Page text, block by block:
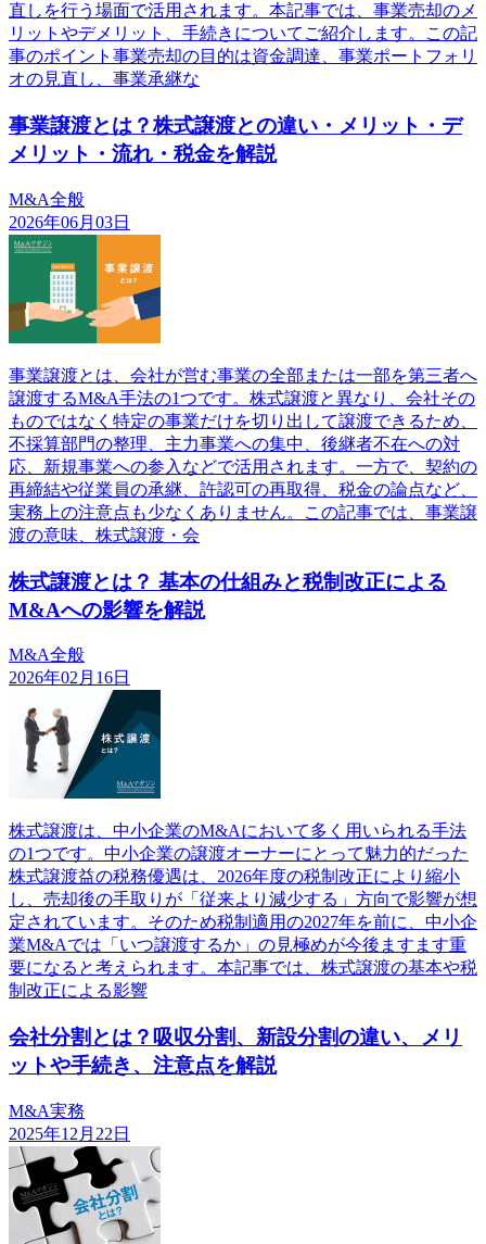
直しを行う場面で活用されます。本記事では、事業売却のメ
リットやデメリット、手続きについてご紹介します。この記
事のポイント事業売却の目的は資金調達、事業ポートフォリ
オの見直し、事業承継な
事業譲渡とは？株式譲渡との違い・メリット・デ
メリット・流れ・税金を解説
M&A全般
2026年06月03日
事業譲渡とは、会社が営む事業の全部または一部を第三者へ
譲渡するM&A手法の1つです。株式譲渡と異なり、会社その
ものではなく特定の事業だけを切り出して譲渡できるため、
不採算部門の整理、主力事業への集中、後継者不在への対
応、新規事業への参入などで活用されます。一方で、契約の
再締結や従業員の承継、許認可の再取得、税金の論点など、
実務上の注意点も少なくありません。この記事では、事業譲
渡の意味、株式譲渡・会
株式譲渡とは？ 基本の仕組みと税制改正による
M&Aへの影響を解説
M&A全般
2026年02月16日
株式譲渡は、中小企業のM&Aにおいて多く用いられる手法
の1つです。中小企業の譲渡オーナーにとって魅力的だった
株式譲渡益の税務優遇は、2026年度の税制改正により縮小
し、売却後の手取りが「従来より減少する」方向で影響が想
定されています。そのため税制適用の2027年を前に、中小企
業M&Aでは「いつ譲渡するか」の見極めが今後ますます重
要になると考えられます。本記事では、株式譲渡の基本や税
制改正による影響
会社分割とは？吸収分割、新設分割の違い、メリ
ットや手続き、注意点を解説
M&A実務
2025年12月22日